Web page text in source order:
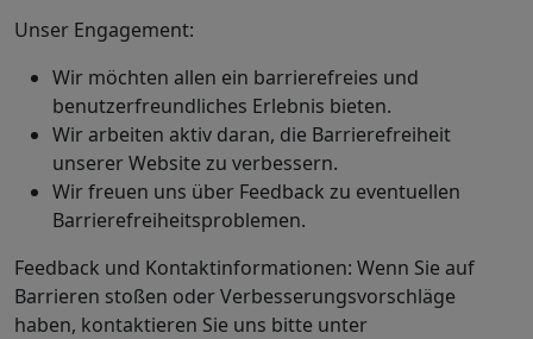
Unser Engagement:
Wir möchten allen ein barrierefreies und
benutzerfreundliches Erlebnis bieten.
Wir arbeiten aktiv daran, die Barrierefreiheit
unserer Website zu verbessern.
Wir freuen uns über Feedback zu eventuellen
Barrierefreiheitsproblemen.
Feedback und Kontaktinformationen: Wenn Sie auf
Barrieren stoßen oder Verbesserungsvorschläge
haben, kontaktieren Sie uns bitte unter